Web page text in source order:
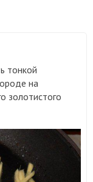
тонкой
на
золотистого